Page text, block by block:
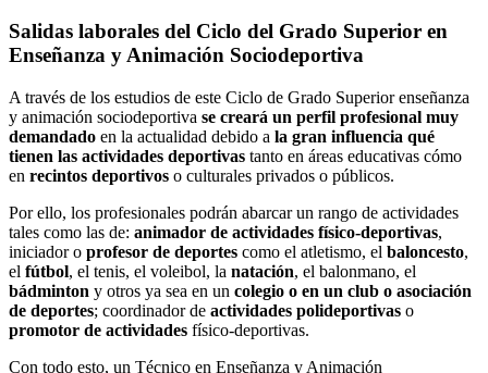
Salidas laborales del Ciclo del Grado Superior en
Enseñanza y Animación Sociodeportiva
A través de los estudios de este Ciclo de Grado Superior enseñanza
y animación sociodeportiva se creará un perfil profesional muy
demandado en la actualidad debido a la gran influencia qué
tienen las actividades deportivas tanto en áreas educativas cómo
en recintos deportivos o culturales privados o públicos.
Por ello, los profesionales podrán abarcar un rango de actividades
tales como las de: animador de actividades físico-deportivas,
iniciador o profesor de deportes como el atletismo, el baloncesto,
el fútbol, el tenis, el voleibol, la natación, el balonmano, el
bádminton y otros ya sea en un colegio o en un club o asociación
de deportes; coordinador de actividades polideportivas o
promotor de actividades físico-deportivas.
Con todo esto, un Técnico en Enseñanza y Animación